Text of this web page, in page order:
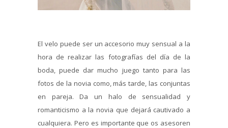
El velo puede ser un accesorio muy sensual a la
hora de realizar las fotografías del día de la
boda, puede dar mucho juego tanto para las
fotos de la novia como, más tarde, las conjuntas
en pareja. Da un halo de sensualidad y
romanticismo a la novia que dejará cautivado a
cualquiera. Pero es importante que os asesoren